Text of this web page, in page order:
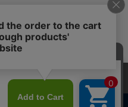
SNS
ンツ改善のためにCookieを使用